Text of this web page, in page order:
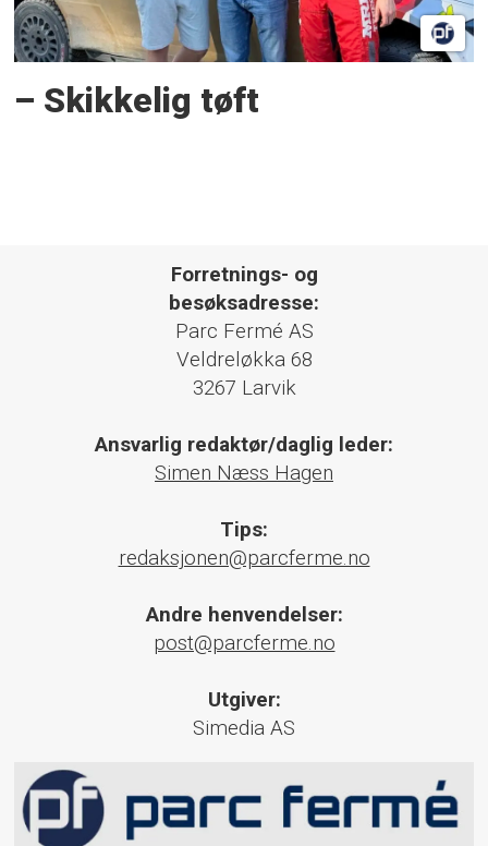
– Skikkelig tøft
Forretnings- og
besøksadresse:
Parc Fermé AS
Veldreløkka 68
3267 Larvik
Ansvarlig redaktør/daglig leder:
Simen Næss Hagen
Tips:
redaksjonen@parcferme.no
Andre henvendelser:
post@parcferme.no
Utgiver:
Simedia AS